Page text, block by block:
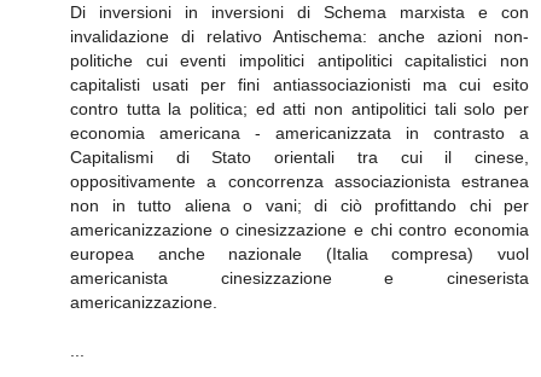
Di inversioni in inversioni di Schema marxista e con
invalidazione di relativo Antischema: anche azioni non-
politiche cui eventi impolitici antipolitici capitalistici non
capitalisti usati per fini antiassociazionisti ma cui esito
contro tutta la politica; ed atti non antipolitici tali solo per
economia americana - americanizzata in contrasto a
Capitalismi di Stato orientali tra cui il cinese,
oppositivamente a concorrenza associazionista estranea
non in tutto aliena o vani; di ciò profittando chi per
americanizzazione o cinesizzazione e chi contro economia
europea anche nazionale (Italia compresa) vuol
americanista cinesizzazione e cineserista
americanizzazione.